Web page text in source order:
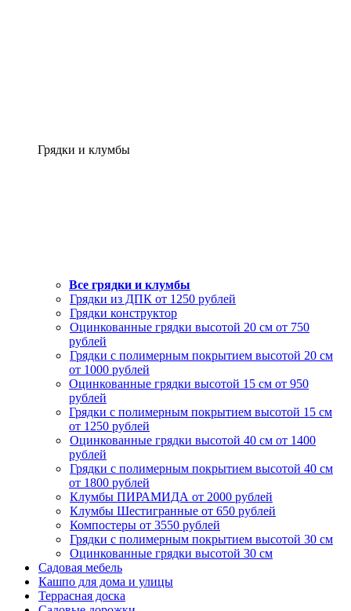
Грядки и клумбы
Все грядки и клумбы
Грядки из ДПК от 1250 рублей
Грядки конструктор
Оцинкованные грядки высотой 20 см от 750
рублей
Грядки с полимерным покрытием высотой 20 см
от 1000 рублей
Оцинкованные грядки высотой 15 см от 950
рублей
Грядки с полимерным покрытием высотой 15 см
от 1250 рублей
Оцинкованные грядки высотой 40 см от 1400
рублей
Грядки с полимерным покрытием высотой 40 см
от 1800 рублей
Клумбы ПИРАМИДА от 2000 рублей
Клумбы Шестигранные от 650 рублей
Компостеры от 3550 рублей
Грядки с полимерным покрытием высотой 30 см
Оцинкованные грядки высотой 30 см
Садовая мебель
Кашпо для дома и улицы
Террасная доска